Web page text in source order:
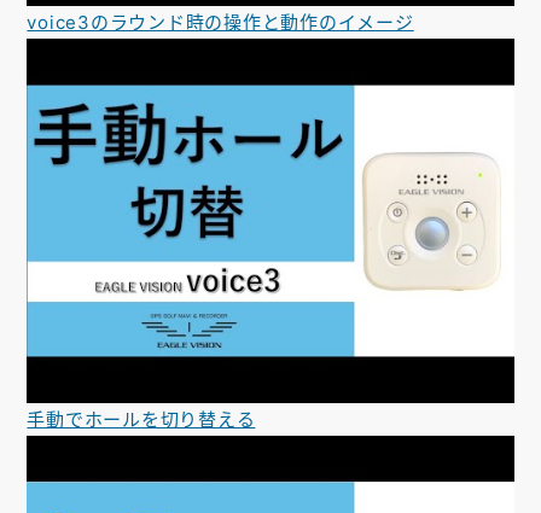
voice3のラウンド時の操作と動作のイメージ
手動でホールを切り替える